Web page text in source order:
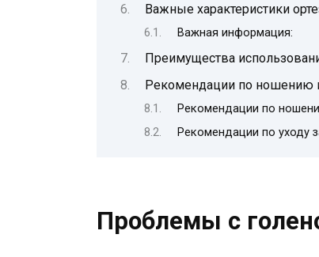
Важные характеристики
Важная информация:
Преимущества
Рекомендации по ношению и
Рекомендации по
Рекомендации по уходу
Проблемы с